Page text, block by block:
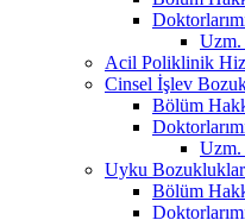
Uzm.
Acil Poliklinik
Cinsel İşlev
Bölüm
Uyku
Bölüm